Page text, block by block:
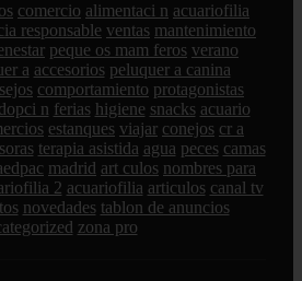
comercio alimentaci n acuariofilia
responsable ventas mantenimiento
peque os mam feros verano
a accesorios peluquer a canina
comportamiento protagonistas
n ferias higiene snacks acuario
estanques viajar conejos cr a
terapia asistida agua peces camas
madrid art culos nombres para
2 acuariofilia articulos canal tv
novedades tablon de anuncios
zona pro